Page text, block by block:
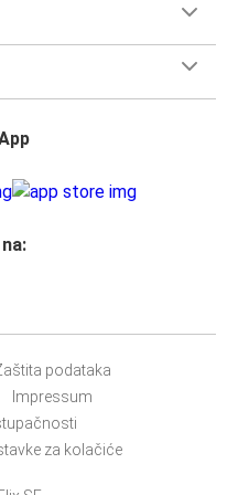
znamenitosti u
je brzo, čisto i
aplikaciji, osobno u
od nekoliko sekundi i
karte sa sobom, jer
ili ostaviti prostor kraj
podataka
Impressum
za kolačiće